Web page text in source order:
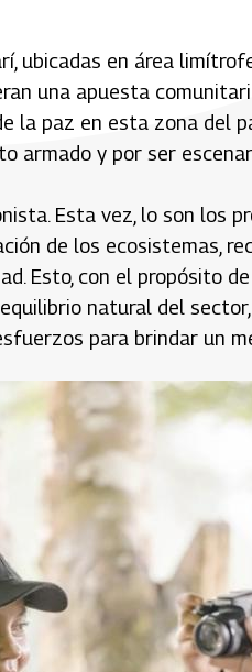
ubicadas en área
una apuesta
la paz en esta zona del
armado y por ser
Esta vez, lo son los
de los ecosistemas,
Esto, con el propósito
natural del
para brindar un